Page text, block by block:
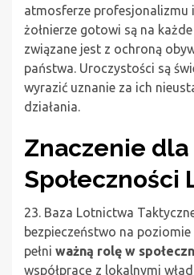
atmosferze profesjonalizmu
żołnierze gotowi są na
związane jest z ochroną
państwa. Uroczystości są
wyrazić uznanie za ich
działania.
Znaczenie dla
Społeczności
23. Baza Lotnictwa
bezpieczeństwo na
pełni ważną rolę w
współpracę z lokalnymi